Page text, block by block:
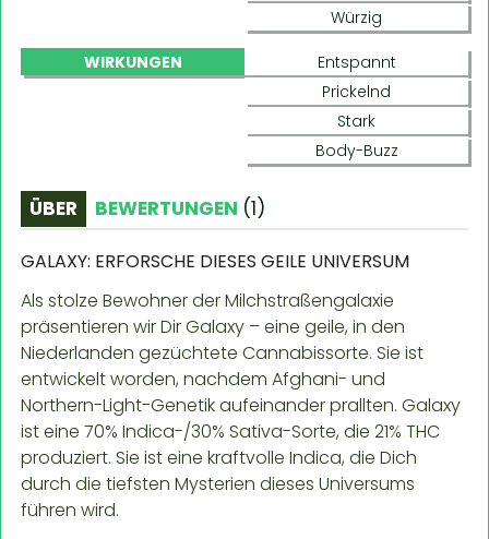
Würzig
WIRKUNGEN
Entspannt
Prickelnd
Stark
Body-Buzz
ÜBER BEWERTUNGEN (1)
GALAXY: ERFORSCHE DIESES GEILE UNIVERSUM
Als stolze Bewohner der Milchstraßengalaxie
präsentieren wir Dir Galaxy – eine geile, in den
Niederlanden gezüchtete Cannabissorte. Sie ist
entwickelt worden, nachdem Afghani- und
Northern-Light-Genetik aufeinander prallten. Galaxy
ist eine 70% Indica-/30% Sativa-Sorte, die 21% THC
produziert. Sie ist eine kraftvolle Indica, die Dich
durch die tiefsten Mysterien dieses Universums
führen wird.